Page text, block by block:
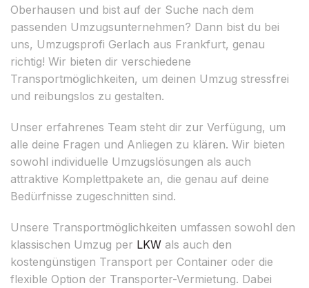
Oberhausen und bist auf der Suche nach dem
passenden Umzugsunternehmen? Dann bist du bei
uns, Umzugsprofi Gerlach aus Frankfurt, genau
richtig! Wir bieten dir verschiedene
Transportmöglichkeiten, um deinen Umzug stressfrei
und reibungslos zu gestalten.
Unser erfahrenes Team steht dir zur Verfügung, um
alle deine Fragen und Anliegen zu klären. Wir bieten
sowohl individuelle Umzugslösungen als auch
attraktive Komplettpakete an, die genau auf deine
Bedürfnisse zugeschnitten sind.
Unsere Transportmöglichkeiten umfassen sowohl den
klassischen Umzug per LKW als auch den
kostengünstigen Transport per Container oder die
flexible Option der Transporter-Vermietung. Dabei